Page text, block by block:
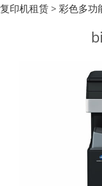
bizhub
复印机租赁> 彩色多功